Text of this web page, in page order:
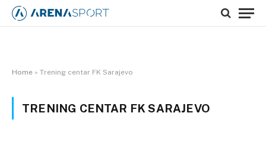
Home » Trening centar FK Sarajevo
TRENING CENTAR FK SARAJEVO